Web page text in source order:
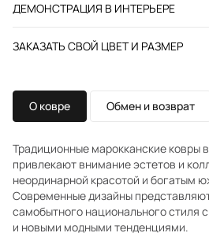
ДЕМОНСТРАЦИЯ В ИНТЕРЬЕРЕ
ЗАКАЗАТЬ СВОЙ ЦВЕТ И РАЗМЕР
О ковре Обмен и возврат
Традиционные марокканские ковры
привлекают внимание эстетов и
неординарной красотой и богатым
Современные дизайны
самобытного национального стиля
и новыми модными тенденциями.